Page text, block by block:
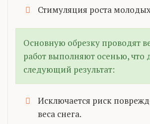
Стимуляция роста
Основную обрезку проводят
работ выполняют осенью, что
следующий результат:
Исключается риск
веса снега.